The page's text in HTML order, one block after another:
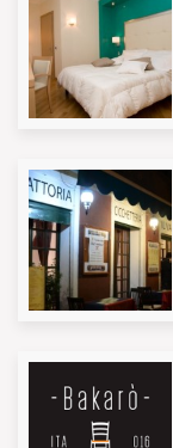
196/2003 (tra cui i
opposizione al
Decreto
personali ed altri
1. L’interessato
o meno di dati
ancora registrati,
2. L’interessato
a) dell’origine dei
b) delle finalità e
l’ausilio di
d) degli estremi
rappresentante
e) dei soggetti o